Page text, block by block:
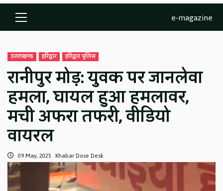
Primary
Menu
e-magazine
उत्तराखण्ड हरिद्वार हरिद्वार पुलिस
रानीपुर मोड़: युवक पर जानलेवा
हमला, घायल हुआ हमलावर,
मची अफरा तफरी, वीडियो
वायरल
09 May, 2025 Khabar Dose Desk